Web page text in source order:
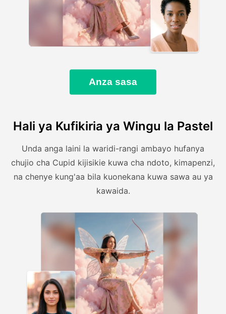
Anza sasa
Hali ya Kufikiria ya Wingu la Pastel
Unda anga laini la waridi-rangi ambayo hufanya
chujio cha Cupid kijisikie kuwa cha ndoto, kimapenzi,
na chenye kung'aa bila kuonekana kuwa sawa au ya
kawaida.